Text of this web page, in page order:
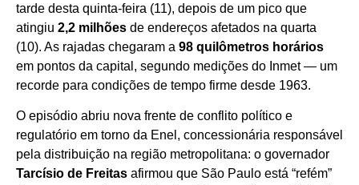
tarde desta quinta-feira (11), depois de um pico que
atingiu 2,2 milhões de endereços afetados na quarta
(10). As rajadas chegaram a 98 quilômetros horários
em pontos da capital, segundo medições do Inmet — um
recorde para condições de tempo firme desde 1963.
O episódio abriu nova frente de conflito político e
regulatório em torno da Enel, concessionária responsável
pela distribuição na região metropolitana: o governador
Tarcísio de Freitas afirmou que São Paulo está “refém”